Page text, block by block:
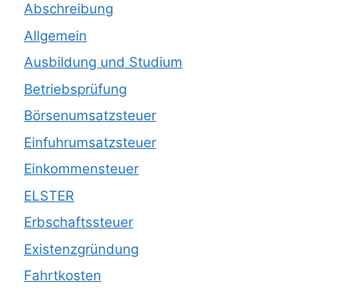
Abschreibung
Allgemein
Ausbildung und Studium
Betriebsprüfung
Börsenumsatzsteuer
Einfuhrumsatzsteuer
Einkommensteuer
ELSTER
Erbschaftssteuer
Existenzgründung
Fahrtkosten